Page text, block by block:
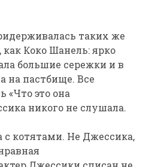
таких же
Коко Шанель: ярко
большие сережки и в
на пастбище. Все
это она
никого не слушала.
с котятами. Не Джессика,